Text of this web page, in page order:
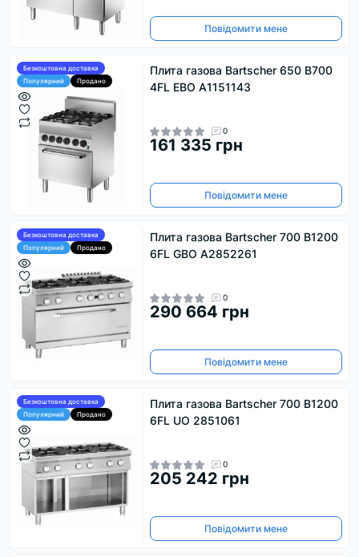
Повідомити мене
Безкоштовна доставка
Популярний
Продано
Плита газова Bartscher 650 B700
4FL EBO А1151143
0
161 335 грн
Повідомити мене
Безкоштовна доставка
Популярний
Продано
Плита газова Bartscher 700 B1200
6FL GBO А2852261
0
290 664 грн
Повідомити мене
Безкоштовна доставка
Популярний
Продано
Плита газова Bartscher 700 B1200
6FL UO 2851061
0
205 242 грн
Повідомити мене